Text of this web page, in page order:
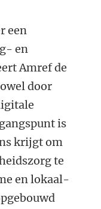
een
en
Amref de
door
is
krijgt om
te
en lokaal-